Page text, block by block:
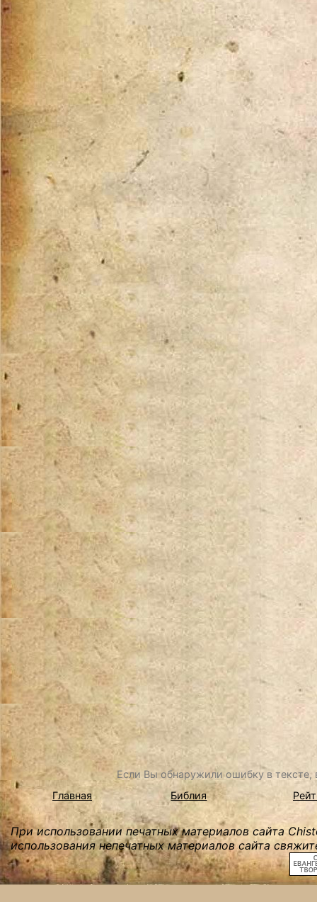
Если Вы обнаружили ошибку в
Главная
Библия
При использовании печатных материалов сайта
использования непечатных материалов сайта